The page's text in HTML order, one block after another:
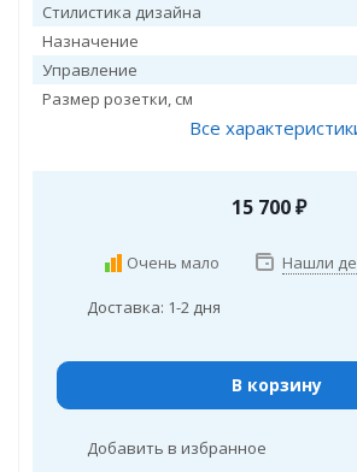
Стилистика дизайна
Назначение
Управление
Размер розетки, см
Все
15 700₽
Очень мало Нашли
Доставка: 1-2 дня
В корзину
Добавить в избранное